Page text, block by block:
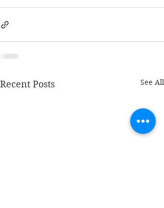
Recent Posts See All